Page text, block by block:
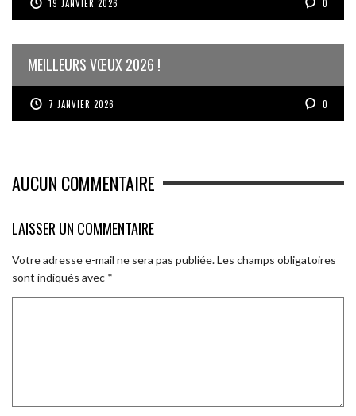
19 JANVIER 2026 0
MEILLEURS VŒUX 2026 !
7 JANVIER 2026 0
AUCUN COMMENTAIRE
LAISSER UN COMMENTAIRE
Votre adresse e-mail ne sera pas publiée.Les champs obligatoires
sont indiqués avec *